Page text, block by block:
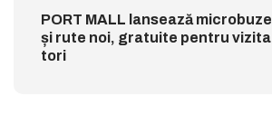
PORT MALL lansează microbuze
și rute noi, gratuite pentru vizita
tori